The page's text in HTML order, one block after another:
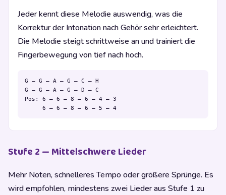
Jeder kennt diese Melodie auswendig, was die
Korrektur der Intonation nach Gehör sehr erleichtert.
Die Melodie steigt schrittweise an und trainiert die
Fingerbewegung von tief nach hoch.
G – G – A – G – C – H
G – G – A – G – D – C
Pos: 6 – 6 – 8 – 6 – 4 – 3
     6 – 6 – 8 – 6 – 5 – 4
Stufe 2 — Mittelschwere Lieder
Mehr Noten, schnelleres Tempo oder größere Sprünge. Es
wird empfohlen, mindestens zwei Lieder aus Stufe 1 zu